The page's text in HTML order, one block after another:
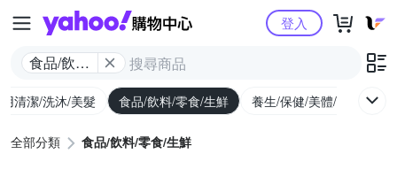
Yahoo購物中心
食品/飲料/
登入
清潔/洗沐/美髮 食品/飲料/零食/生鮮 養生/保健/美體/醫療
全部分類 食品/飲料/零食/生鮮